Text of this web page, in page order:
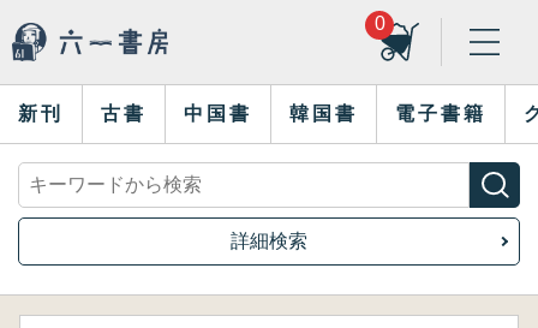
0
新刊 古書 中国書 韓国書 電子書籍
詳細検索